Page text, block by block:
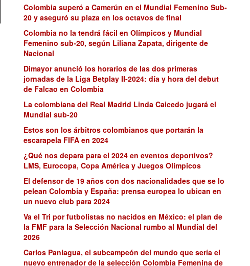
Colombia superó a Camerún en el Mundial Femenino Sub-
20 y aseguró su plaza en los octavos de final
Colombia no la tendrá fácil en Olímpicos y Mundial
Femenino sub-20, según Liliana Zapata, dirigente de
Nacional
Dimayor anunció los horarios de las dos primeras
jornadas de la Liga Betplay II-2024: día y hora del debut
de Falcao en Colombia
La colombiana del Real Madrid Linda Caicedo jugará el
Mundial sub-20
Estos son los árbitros colombianos que portarán la
escarapela FIFA en 2024
¿Qué nos depara para el 2024 en eventos deportivos?
LMS, Eurocopa, Copa América y Juegos Olímpicos
El defensor de 19 años con dos nacionalidades que se lo
pelean Colombia y España: prensa europea lo ubican en
un nuevo club para 2024
Va el Tri por futbolistas no nacidos en México: el plan de
la FMF para la Selección Nacional rumbo al Mundial del
2026
Carlos Paniagua, el subcampeón del mundo que sería el
nuevo entrenador de la selección Colombia Femenina de